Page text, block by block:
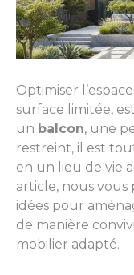
Optimiser
surface limitée,
un balcon, une
restreint, il est
en un lieu de vie
article, nous vous
idées pour
de manière
mobilier adapté.